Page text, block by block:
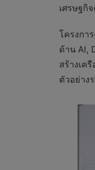
เศรษฐกิ
โครงกา
ด้าน AI,
สร้างเค
ตัวอย่าง